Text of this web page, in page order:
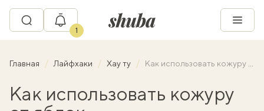
1
Главная Лайфхаки Хау ту Как использовать кожуру от яблок
Как использовать кожуру